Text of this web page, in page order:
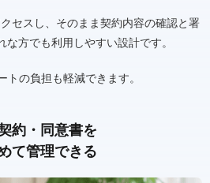
セスし、そのまま契約内容の確認と署
方でも利用しやすい設計です。
の負担も軽減できます。
約・同意書を
て管理できる